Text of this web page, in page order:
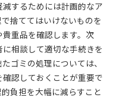
するためには計画的なア
捨ててはいけないものを
重品を確認します。次
相談して適切な手続きを
ゴミの処理については、
認しておくことが重要で
負担を大幅に減らすこと